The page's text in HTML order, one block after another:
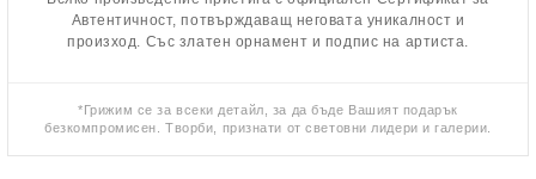
Автентичност, потвърждаващ неговата уникалност и
произход. Със златен орнамент и подпис на артиста.
*Грижим се за всеки детайл, за да бъде Вашият подарък
безкомпромисен. Творби, признати от световни лидери и галерии.